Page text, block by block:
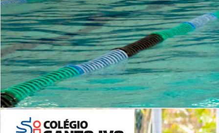
Período Integral | Saiba mais
INSTITUCIONAL